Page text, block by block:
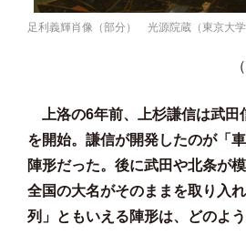
足利義輝肖像（部分） 光源院蔵（東京大学
上洛の6年前、上杉謙信は武田
を開始。謙信が開発したのが「
陣形だった。後に武田や北条が
全国の大名がそのままを取り入
列」ともいえる陣形は、どのよ